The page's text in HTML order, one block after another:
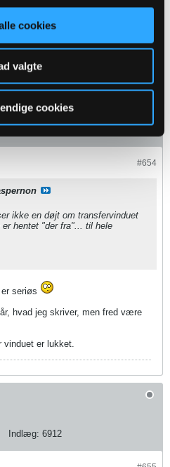
cookies
valgte
cookies
Likes 4
#654
ikke en døjt om transfervinduet
hentet "der fra"... til hele
seriøs
hvad jeg skriver, men fred være
vinduet er lukket.
Indlæg: 6912